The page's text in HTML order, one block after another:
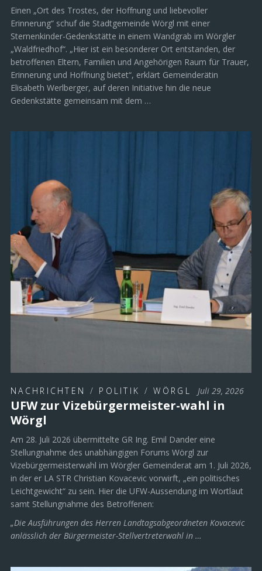
Einen „Ort des Trostes, der Hoffnung und liebevoller
Erinnerung“ schuf die Stadtgemeinde Wörgl mit einer
Sternenkinder-Gedenkstätte in einem Wandgrab im Wörgler
„Waldfriedhof“. „Hier ist ein besonderer Ort entstanden, der
betroffenen Eltern, Familien und Angehörigen Raum für Trauer,
Erinnerung und Hoffnung bietet“, erklärt Gemeinderätin
Elisabeth Werlberger, auf deren Initiative hin die neue
Gedenkstätte gemeinsam mit dem …
NACHRICHTEN / POLITIK /WÖRGL Juli 29, 2026
UFW zur Vizebürgermeister-wahl in
Wörgl
Am 28. Juli 2026 übermittelte GR Ing. Emil Dander eine
Stellungnahme des unabhängigen Forums Wörgl zur
Vizebürgermeisterwahl im Wörgler Gemeinderat am 1. Juli 2026,
in der er LA STR Christian Kovacevic vorwirft, „ein politisches
Leichtgewicht“ zu sein. Hier die UFW-Aussendung im Wortlaut
samt Stellungnahme des Betroffenen:
„Die Ausführungen des Herren Landtagsabgeordneten Kovacevic
anlässlich der Bürgermeister-Stellvertreterwahl in …